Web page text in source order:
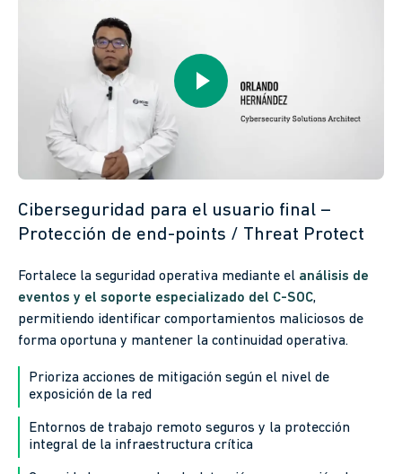
Ciberseguridad para el usuario final –
Protección de end-points / Threat Protect
Fortalece la seguridad operativa mediante el análisis de
eventos y el soporte especializado del C-SOC,
permitiendo identificar comportamientos maliciosos de
forma oportuna y mantener la continuidad operativa.
Prioriza acciones de mitigación según el nivel de
exposición de la red
Entornos de trabajo remoto seguros y la protección
integral de la infraestructura crítica